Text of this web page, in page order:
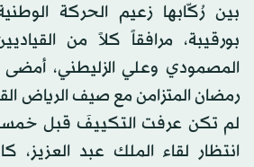
بين رُكّابها زعيم الحركة
بورقيبة، مرافقاً كلاً من
المصمودي وعلي الزليطني، أمضى
رمضان المتزامن مع صيف الرياض
لم تكن عرفت التكييفَ قبل
انتظار لقاء الملك عبد العزيز،